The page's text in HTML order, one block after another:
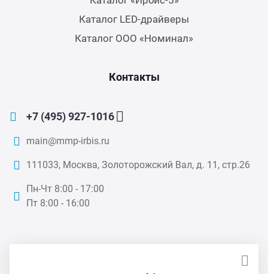
Каталог LED-драйверы
Каталог ООО «Номинал»
Контакты
+7 (495) 927-1016
main@mmp-irbis.ru
111033, Москва, Золоторожский Вал, д. 11, стр.26
Пн-Чт 8:00 - 17:00
Пт 8:00 - 16:00